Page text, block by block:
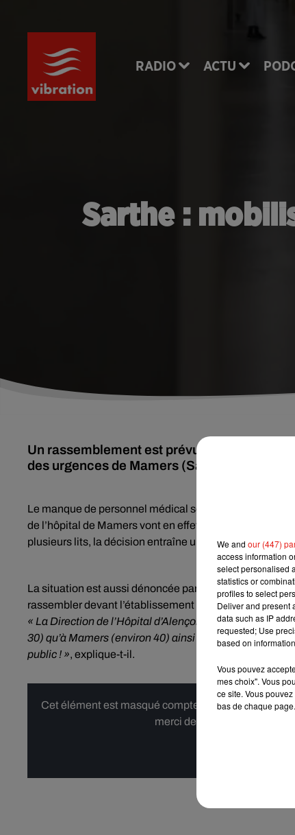
RADIO ACTU
Sarthe :
Un rassemblement est prévu ce mardi 23
des urgences de Mamers (Sarthe).
Le manque de personnel médical se fait une fois de
de l’hôpital de Mamers vont en effet fermer pour
plusieurs lits, la décision entraîne un mouvement de
La situation est aussi dénoncée par le maire de la
rassembler devant l’établissement ce mardi 23
« La Direction de l’Hôpital d’Alençon-Mamers
30) qu’à Mamers (environ 40) ainsi que le service des
public ! », explique-t-il.
Cet élément est masqué compte-tenu du refus du
merci de nous donner votre
We and our (447)
access information
select personalised
statistics or
profiles to select
Deliver and present
data such as IP
requested; Use
based on
Vous pouvez
mes choix". Vous
ce site. Vous
bas de chaque page.